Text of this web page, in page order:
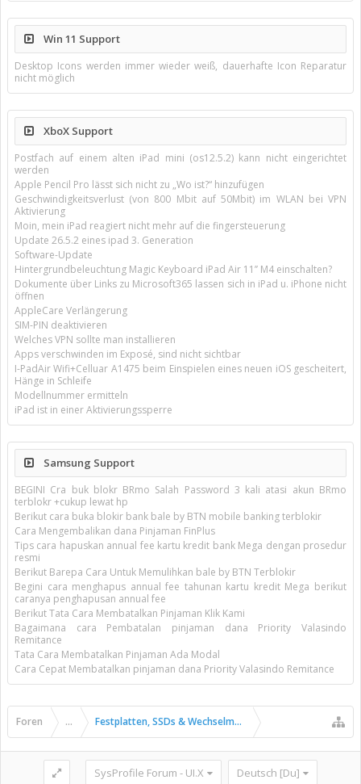
Win 11 Support
Desktop Icons werden immer wieder weiß, dauerhafte Icon Reparatur
nicht möglich
XboX Support
Postfach auf einem alten iPad mini (os12.5.2) kann nicht eingerichtet
werden
Apple Pencil Pro lässt sich nicht zu „Wo ist?“ hinzufügen
Geschwindigkeitsverlust (von 800 Mbit auf 50Mbit) im WLAN bei VPN
Aktivierung
Moin, mein iPad reagiert nicht mehr auf die fingersteuerung
Update 26.5.2 eines ipad 3. Generation
Software-Update
Hintergrundbeleuchtung Magic Keyboard iPad Air 11’’ M4 einschalten?
Dokumente über Links zu Microsoft365 lassen sich in iPad u. iPhone nicht
öffnen
AppleCare Verlängerung
SIM-PIN deaktivieren
Welches VPN sollte man installieren
Apps verschwinden im Exposé, sind nicht sichtbar
I-PadAir Wifi+Celluar A1475 beim Einspielen eines neuen iOS gescheitert,
Hänge in Schleife
Modellnummer ermitteln
iPad ist in einer Aktivierungssperre
Samsung Support
BEGINI Cra buk blokr BRmo Salah Password 3 kali atasi akun BRmo
terblokr +cukup lewat hp
Berikut cara buka blokir bank bale by BTN mobile banking terblokir
Cara Mengembalikan dana Pinjaman FinPlus
Tips cara hapuskan annual fee kartu kredit bank Mega dengan prosedur
resmi
Berikut Barepa Cara Untuk Memulihkan bale by BTN Terblokir
Begini cara menghapus annual fee tahunan kartu kredit Mega berikut
caranya penghapusan annual fee
Berikut Tata Cara Membatalkan Pinjaman Klik Kami
Bagaimana cara Pembatalan pinjaman dana Priority Valasindo
Remitance
Tata Cara Membatalkan Pinjaman Ada Modal
Cara Cepat Membatalkan pinjaman dana Priority Valasindo Remitance
Foren ... Festplatten, SSDs & Wechselmedien
SysProfile Forum - UI.X Deutsch [Du]